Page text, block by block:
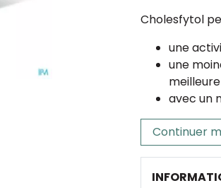
Cholesfytol
une
une
avec un
Continuer